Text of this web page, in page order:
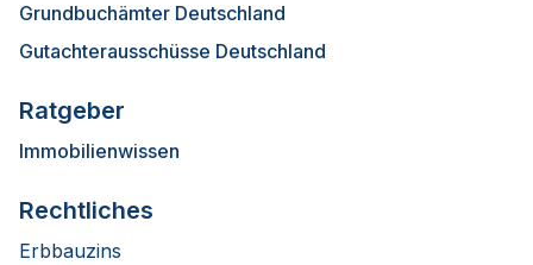
Grundbuchämter Deutschland
Gutachterausschüsse Deutschland
Ratgeber
Immobilienwissen
Rechtliches
Erbbauzins